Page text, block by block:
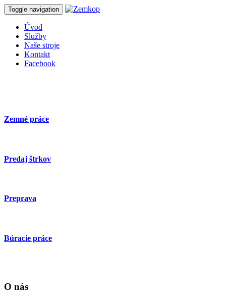
Toggle navigation
Úvod
Služby
Naše stroje
Kontakt
Facebook
Zemné práce
Predaj štrkov
Preprava
Búracie práce
O nás